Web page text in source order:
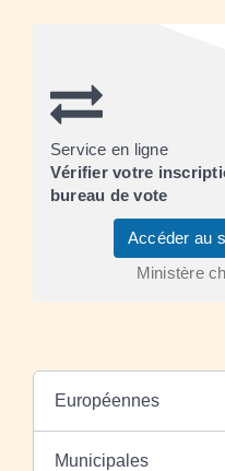
Service en ligne
Vérifier votre
bureau de vote
Accéder au
Ministère
Européennes
Municipales